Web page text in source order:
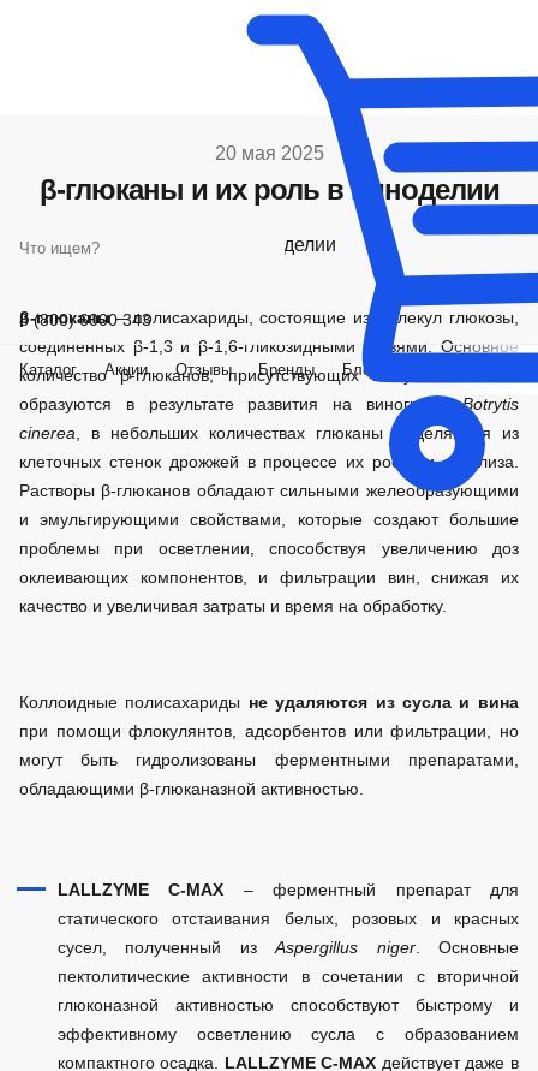
8 (800) 6000 343
Каталог Акции Отзывы Бренды Блог
20 мая 2025
β-глюканы и их роль в виноделии
β-глюканы– полисахариды, состоящие из молекул глюкозы,
соединенных β-1,3 и β-1,6-гликозидными связями. Основное
количество β-глюканов, присутствующих в сусле и вине,
образуются в результате развития на виноградеBotrytis
cinerea , в небольших количествах глюканы выделяются из
клеточных стенок дрожжей в процессе их роста и автолиза.
Растворы β-глюканов обладают сильными желеобразующими
и эмульгирующими свойствами, которые создают большие
проблемы при осветлении, способствуя увеличению доз
оклеивающих компонентов, и фильтрации вин, снижая их
качество и увеличивая затраты и время на обработку.
Коллоидные полисахариды не удаляются из сусла и вина
при помощи флокулянтов, адсорбентов или фильтрации, но
могут быть гидролизованы ферментными препаратами,
обладающими β-глюканазной активностью.
LALLZYME C-MAX – ферментный препарат для
статического отстаивания белых, розовых и красных
сусел, полученный изAspergillus niger. Основные
пектолитические активности в сочетании с вторичной
глюконазной активностью способствуют быстрому и
эффективному осветлению сусла с образованием
компактного осадка. LALLZYME C-MAX действует даже в